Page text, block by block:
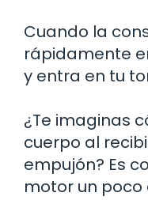
Cuando la
rápidamente
y entra en tu
¿Te imaginas
cuerpo al
empujón? Es
motor un